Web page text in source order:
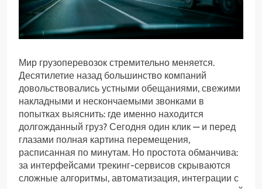
Мир грузоперевозок стремительно меняется.
Десятилетие назад большинство компаний
довольствовались устными обещаниями, свежими
накладными и нескончаемыми звонками в
попытках выяснить: где именно находится
долгожданный груз? Сегодня один клик — и перед
глазами полная картина перемещения,
расписанная по минутам. Но простота обманчива:
за интерфейсами трекинг-сервисов скрываются
сложные алгоритмы, автоматизация, интеграции с